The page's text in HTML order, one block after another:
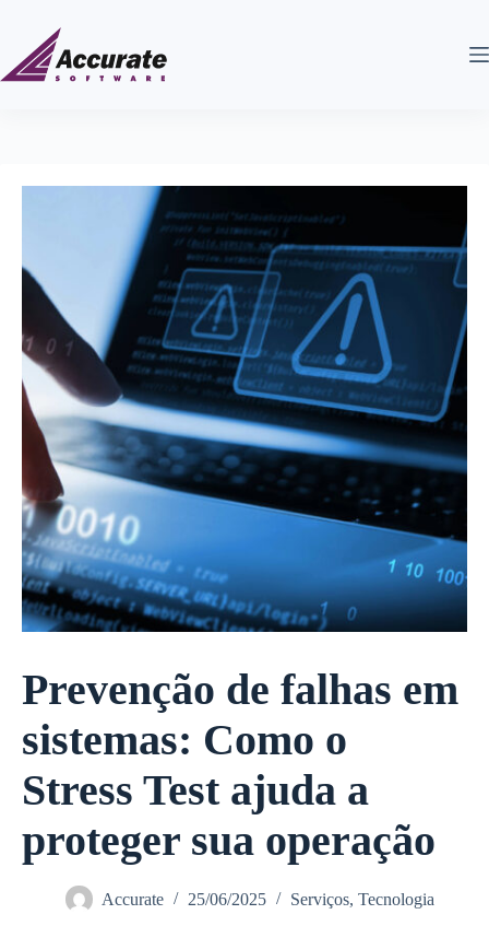
Prevenção de falhas em
sistemas: Como o
Stress Test ajuda a
proteger sua operação
Accurate 25/06/2025 Serviços, Tecnologia